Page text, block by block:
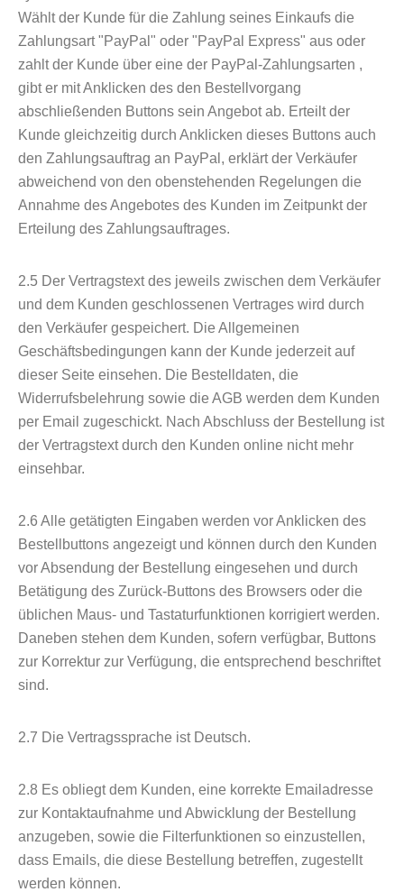
Wählt der Kunde für die Zahlung seines Einkaufs die
Zahlungsart "PayPal" oder "PayPal Express" aus oder
zahlt der Kunde über eine der PayPal-Zahlungsarten ,
gibt er mit Anklicken des den Bestellvorgang
abschließenden Buttons sein Angebot ab. Erteilt der
Kunde gleichzeitig durch Anklicken dieses Buttons auch
den Zahlungsauftrag an PayPal, erklärt der Verkäufer
abweichend von den obenstehenden Regelungen die
Annahme des Angebotes des Kunden im Zeitpunkt der
Erteilung des Zahlungsauftrages.
2.5 Der Vertragstext des jeweils zwischen dem Verkäufer
und dem Kunden geschlossenen Vertrages wird durch
den Verkäufer gespeichert. Die Allgemeinen
Geschäftsbedingungen kann der Kunde jederzeit auf
dieser Seite einsehen. Die Bestelldaten, die
Widerrufsbelehrung sowie die AGB werden dem Kunden
per Email zugeschickt. Nach Abschluss der Bestellung ist
der Vertragstext durch den Kunden online nicht mehr
einsehbar.
2.6 Alle getätigten Eingaben werden vor Anklicken des
Bestellbuttons angezeigt und können durch den Kunden
vor Absendung der Bestellung eingesehen und durch
Betätigung des Zurück-Buttons des Browsers oder die
üblichen Maus- und Tastaturfunktionen korrigiert werden.
Daneben stehen dem Kunden, sofern verfügbar, Buttons
zur Korrektur zur Verfügung, die entsprechend beschriftet
sind.
2.7 Die Vertragssprache ist Deutsch.
2.8 Es obliegt dem Kunden, eine korrekte Emailadresse
zur Kontaktaufnahme und Abwicklung der Bestellung
anzugeben, sowie die Filterfunktionen so einzustellen,
dass Emails, die diese Bestellung betreffen, zugestellt
werden können.